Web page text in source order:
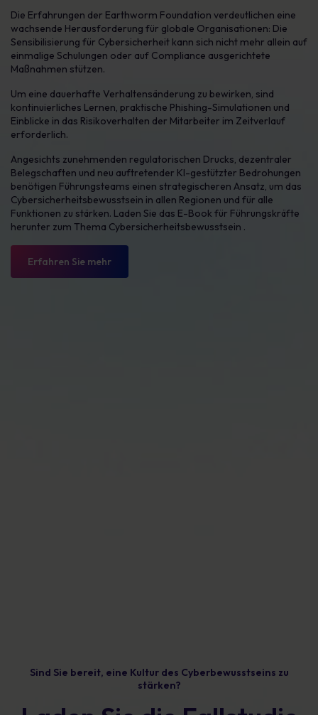
Die Erfahrungen der Earthworm Foundation verdeutlichen eine
wachsende Herausforderung für globale Organisationen: Die
Sensibilisierung für Cybersicherheit kann sich nicht mehr allein auf
einmalige Schulungen oder auf Compliance ausgerichtete
Maßnahmen stützen.
Um eine dauerhafte Verhaltensänderung zu bewirken, sind
kontinuierliches Lernen, praktische Phishing-Simulationen und
Einblicke in das Risikoverhalten der Mitarbeiter im Zeitverlauf
erforderlich.
Angesichts zunehmenden regulatorischen Drucks, dezentraler
Belegschaften und neu auftretender KI-gestützter Bedrohungen
benötigen Führungsteams einen strategischeren Ansatz, um das
Cybersicherheitsbewusstsein in allen Regionen und für alle
Funktionen zu stärken. Laden Sie das E-Book für Führungskräfte
herunter zum Thema Cybersicherheitsbewusstsein .
Erfahren Sie mehr
Sind Sie bereit, eine Kultur des Cyberbewusstseins zu
stärken?